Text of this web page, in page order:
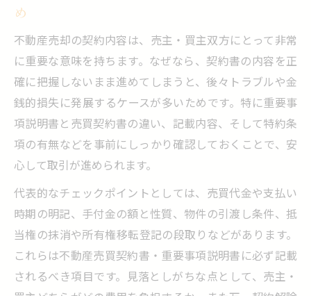
め
不動産売却の契約内容は、売主・買主双方にとって非常
に重要な意味を持ちます。なぜなら、契約書の内容を正
確に把握しないまま進めてしまうと、後々トラブルや金
銭的損失に発展するケースが多いためです。特に重要事
項説明書と売買契約書の違い、記載内容、そして特約条
項の有無などを事前にしっかり確認しておくことで、安
心して取引が進められます。
代表的なチェックポイントとしては、売買代金や支払い
時期の明記、手付金の額と性質、物件の引渡し条件、抵
当権の抹消や所有権移転登記の段取りなどがあります。
これらは不動産売買契約書・重要事項説明書に必ず記載
されるべき項目です。見落としがちな点として、売主・